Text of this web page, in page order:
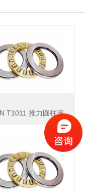
TIMKEN T1011 推力圆柱滚子轴承